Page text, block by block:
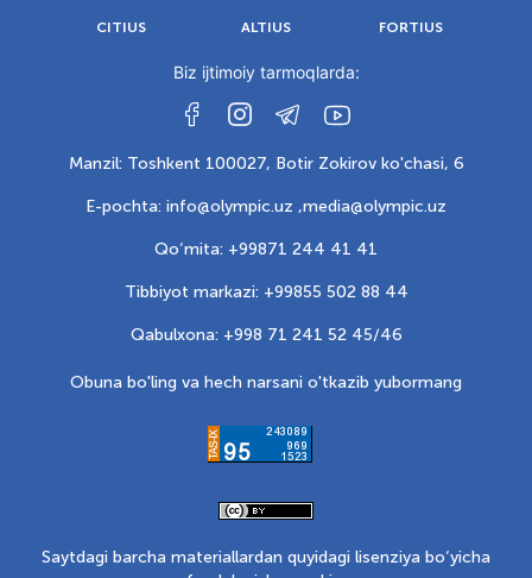
CITIUS ALTIUS FORTIUS
Biz ijtimoiy tarmoqlarda:
Manzil: Toshkent 100027, Botir Zokirov ko'chasi, 6
E-pochta: info@olympic.uz ,media@olympic.uz
Qo‘mita: +99871 244 41 41
Tibbiyot markazi: +99855 502 88 44
Qabulxona: +998 71 241 52 45/46
Obuna bo'ling va hech narsani o'tkazib yubormang
Saytdagi barcha materiallardan quyidagi lisenziya bo‘yicha